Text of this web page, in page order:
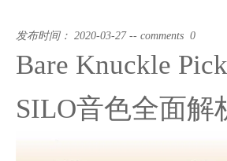
发布时间： 2020-03-27 -- comments 0
Bare Knuckle
SILO音色全面解